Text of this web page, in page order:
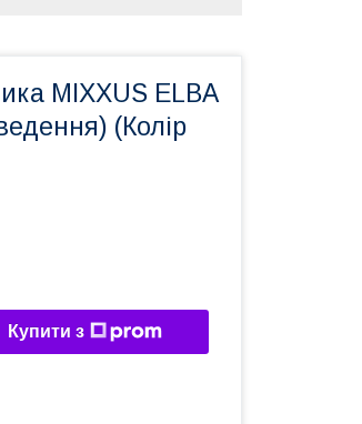
MIXXUS ELBA
(Колір
Купити з